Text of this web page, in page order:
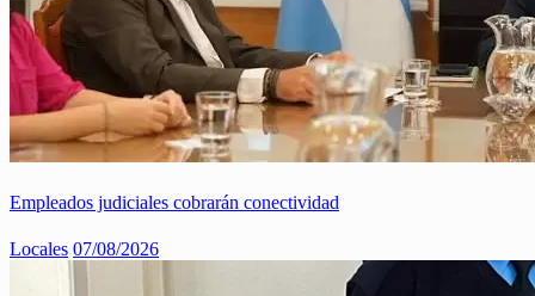
Empleados judiciales cobrarán conectividad
Locales 07/08/2026